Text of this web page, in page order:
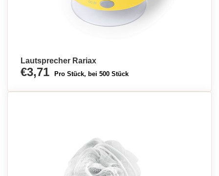
Lautsprecher Rariax
€3,71 Pro Stück, bei 500 Stück